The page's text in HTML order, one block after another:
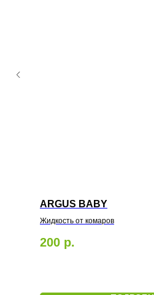
ARGUS BABY
Жидкость от комаров
200 р.